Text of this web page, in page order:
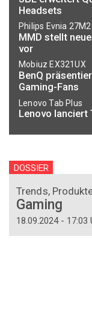
Headsets
Philips Evnia
MMD stellt
vor
Mobiuz EX321UX
BenQ
Gaming-Fans
Lenovo Tab Plus
Lenovo lanciert
DOSSIER
Trends,
Gaming
18.09.2024 - 17:03